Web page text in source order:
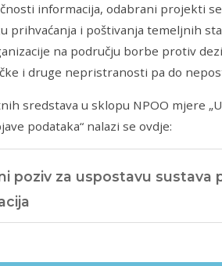
informacija, odabrani projekti
prihvaćanja i poštivanja temeljnih
na području borbe protiv
i druge nepristranosti pa do
sredstava u sklopu NPOO mjere
podataka“ nalazi se ovdje:
poziv za uspostavu sustava